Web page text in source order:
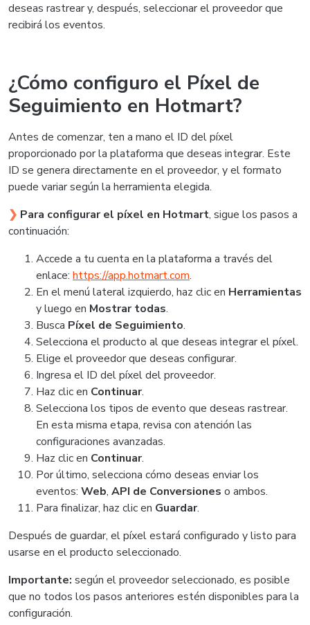
deseas rastrear y, después, seleccionar el proveedor que
recibirá los eventos.
¿Cómo configuro el Píxel de
Seguimiento en Hotmart?
Antes de comenzar, ten a mano el ID del píxel
proporcionado por la plataforma que deseas integrar. Este
ID se genera directamente en el proveedor, y el formato
puede variar según la herramienta elegida.
❯ Para configurar el píxel en Hotmart, sigue los pasos a
continuación:
Accede a tu cuenta en la plataforma a través del
enlace: https://app.hotmart.com.
En el menú lateral izquierdo, haz clic en Herramientas
y luego en Mostrar todas.
Busca Píxel de Seguimiento.
Selecciona el producto al que deseas integrar el píxel.
Elige el proveedor que deseas configurar.
Ingresa el ID del píxel del proveedor.
Haz clic en Continuar.
Selecciona los tipos de evento que deseas rastrear.
En esta misma etapa, revisa con atención las
configuraciones avanzadas.
Haz clic en Continuar.
Por último, selecciona cómo deseas enviar los
eventos: Web, API de Conversiones o ambos.
Para finalizar, haz clic en Guardar.
Después de guardar, el píxel estará configurado y listo para
usarse en el producto seleccionado.
Importante: según el proveedor seleccionado, es posible
que no todos los pasos anteriores estén disponibles para la
configuración.